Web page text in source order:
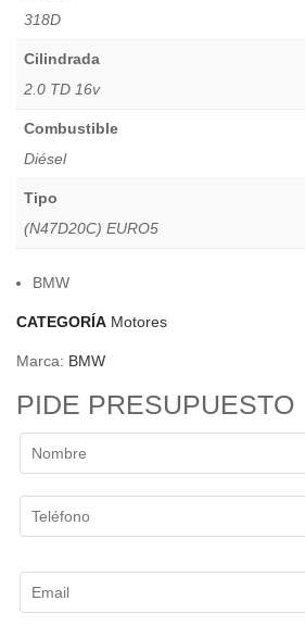
318D
Cilindrada
2.0 TD 16v
Combustible
Diésel
Tipo
(N47D20C) EURO5
BMW
CATEGORÍA Motores
Marca: BMW
PIDE PRESUPUESTO